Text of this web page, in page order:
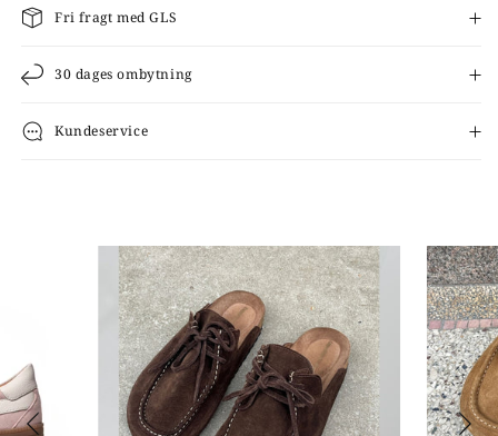
Fri fragt med GLS
30 dages ombytning
Kundeservice